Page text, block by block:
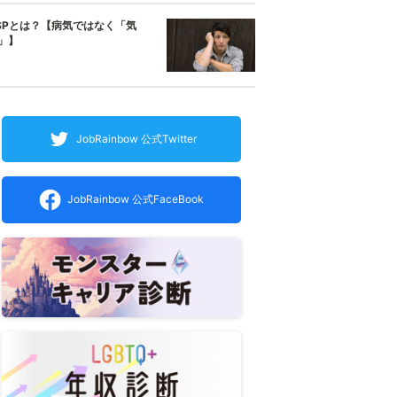
とは？【病気ではなく「気
】
JobRainbow 公式Twitter
JobRainbow 公式FaceBook